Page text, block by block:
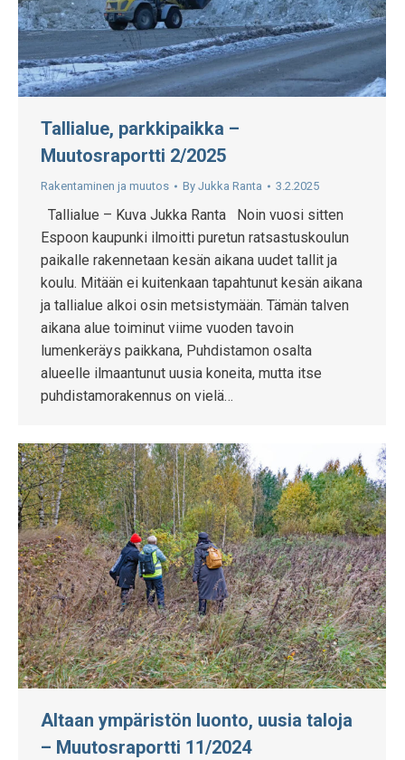
Tallialue, parkkipaikka –
Muutosraportti 2/2025
Rakentaminen ja muutos By Jukka Ranta 3.2.2025
Tallialue – Kuva Jukka Ranta Noin vuosi sitten
Espoon kaupunki ilmoitti puretun ratsastuskoulun
paikalle rakennetaan kesän aikana uudet tallit ja
koulu. Mitään ei kuitenkaan tapahtunut kesän aikana
ja tallialue alkoi osin metsistymään. Tämän talven
aikana alue toiminut viime vuoden tavoin
lumenkeräys paikkana, Puhdistamon osalta
alueelle ilmaantunut uusia koneita, mutta itse
puhdistamorakennus on vielä…
Altaan ympäristön luonto, uusia taloja
– Muutosraportti 11/2024